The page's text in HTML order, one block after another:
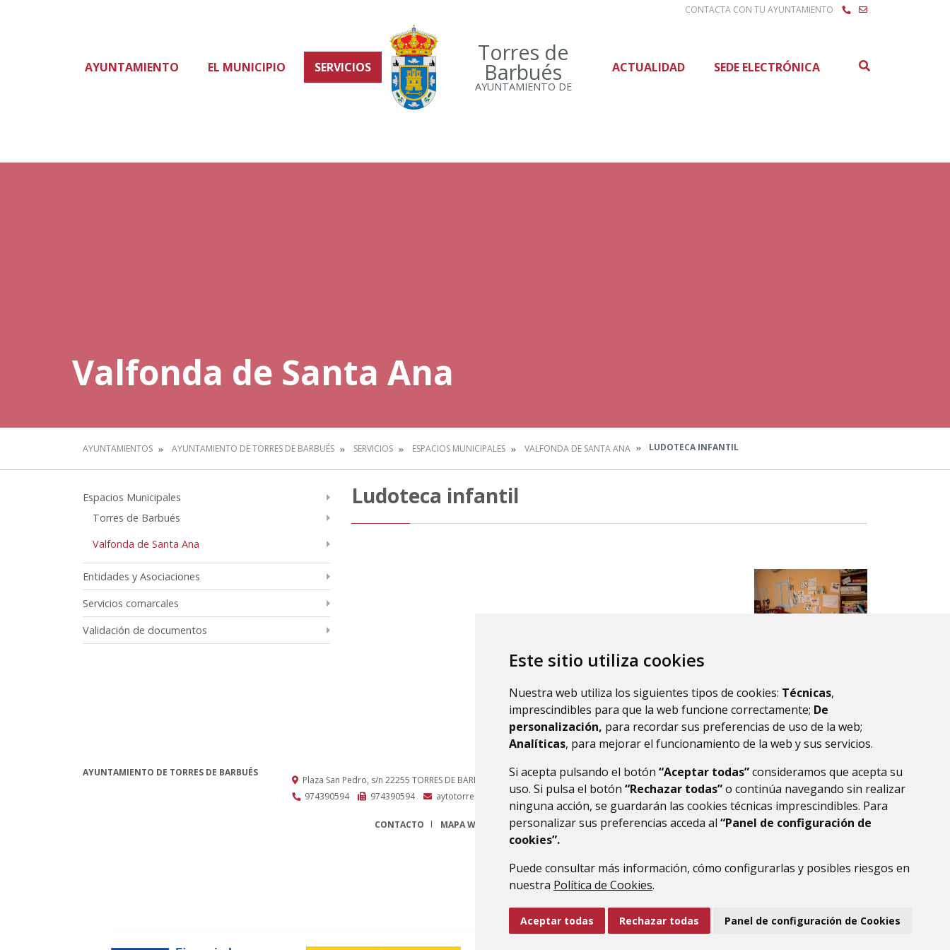
Este sitio utiliza cookies
Nuestra web utiliza los siguientes tipos de cookies: Técnicas,
imprescindibles para que la web funcione correctamente; De
personalización, para recordar sus preferencias de uso de la web;
Analíticas, para mejorar el funcionamiento de la web y sus servicios.
Si acepta pulsando el botón “Aceptar todas”consideramos que acepta su
uso. Si pulsa el botón “Rechazar todas”o continúa navegando sin realizar
ninguna acción, se guardarán las cookies técnicas imprescindibles. Para
personalizar sus preferencias acceda al “Panel de configuración de
cookies”.
Puede consultar más información, cómo configurarlas y posibles riesgos en
nuestra Política de Cookies.
Aceptar todas Rechazar todas Panel de configuración de Cookies
CONTACTA CON TU AYUNTAMIENTO
Torres de
Barbués
AYUNTAMIENTO DE
AYUNTAMIENTO EL MUNICIPIO SERVICIOS ACTUALIDAD SEDE ELECTRÓNICA
Valfonda de Santa Ana
AYUNTAMIENTOS AYUNTAMIENTO DE TORRES DE BARBUÉS SERVICIOS ESPACIOS MUNICIPALES VALFONDA DE SANTA ANA LUDOTECA INFANTIL
Espacios Municipales
Torres de Barbués
Valfonda de Santa Ana
Entidades y Asociaciones
Servicios comarcales
Validación de documentos
Ludoteca infantil
AYUNTAMIENTO DE TORRES DE BARBUÉS
Plaza San Pedro, s/n 22255 TORRES DE BARBUÉS (HUESCA) - ARAGÓN (ESPAÑA)
974390594
974390594 aytotorres@monegros.net
CONTACTO MAPA WEB AVISO LEGAL PROTECCIÓN DE DATOS ACCESIBILIDAD POLÍTICA DE COOKIES